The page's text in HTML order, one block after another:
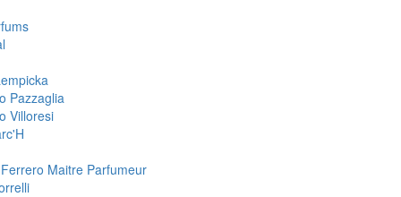
Pazzaglia
Villoresi
Maitre Parfumeur